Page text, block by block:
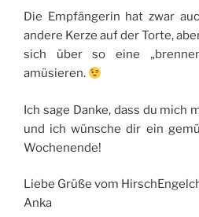
Die Empfängerin hat zwar
andere Kerze auf der Torte,
sich über so eine
amüsieren.
Ich sage Danke, dass du mich
und ich wünsche dir ein
Wochenende!
Liebe Grüße vom
Anka